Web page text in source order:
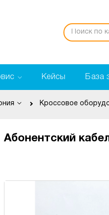
Кейсы База
Кроссовое
Абонентский